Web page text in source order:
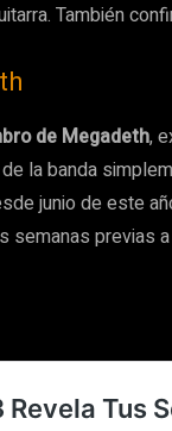
También
de Megadeth,
la banda
junio de este
previas